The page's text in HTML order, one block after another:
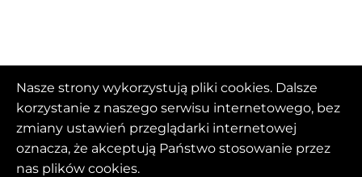
Nasze strony wykorzystują pliki cookies. Dalsze
korzystanie z naszego serwisu internetowego, bez
zmiany ustawień przeglądarki internetowej
oznacza, że akceptują Państwo stosowanie przez
nas plików cookies.